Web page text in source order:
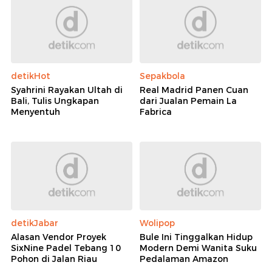
detikHot
Syahrini Rayakan Ultah di
Bali, Tulis Ungkapan
Menyentuh
Sepakbola
Real Madrid Panen Cuan
dari Jualan Pemain La
Fabrica
detikJabar
Alasan Vendor Proyek
SixNine Padel Tebang 10
Pohon di Jalan Riau
Wolipop
Bule Ini Tinggalkan Hidup
Modern Demi Wanita Suku
Pedalaman Amazon